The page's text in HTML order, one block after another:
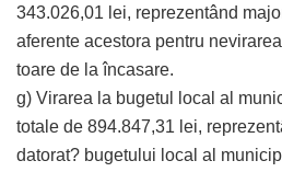
343.026,01 lei, reprezentând
aferente acestora pentru
toare de la încasare.
g) Virarea la bugetul local al
totale de 894.847,31 lei,
datorat? bugetului local al